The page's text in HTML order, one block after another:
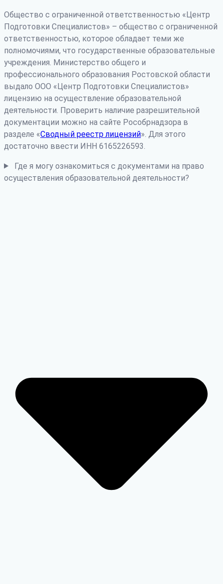
Общество с ограниченной ответственностью «Центр
Подготовки Специалистов» – общество с ограниченной
ответственностью, которое обладает теми же
полномочиями, что государственные образовательные
учреждения. Министерство общего и
профессионального образования Ростовской области
выдало ООО «Центр Подготовки Специалистов»
лицензию на осуществление образовательной
деятельности. Проверить наличие разрешительной
документации можно на сайте Рособрнадзора в
разделе «Сводный реестр лицензий». Для этого
достаточно ввести ИНН 6165226593.
Где я могу ознакомиться с документами на право
осуществления образовательной деятельности?